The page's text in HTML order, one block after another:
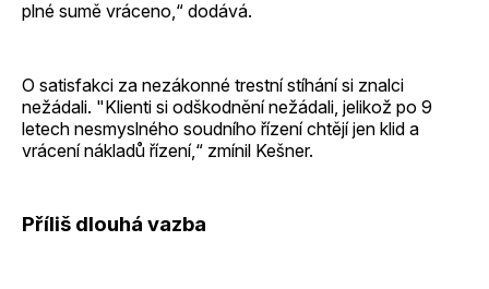
plné sumě vráceno,“ dodává.
O satisfakci za nezákonné trestní stíhání si znalci
nežádali. "Klienti si odškodnění nežádali, jelikož po 9
letech nesmyslného soudního řízení chtějí jen klid a
vrácení nákladů řízení,“ zmínil Kešner.
Příliš dlouhá vazba